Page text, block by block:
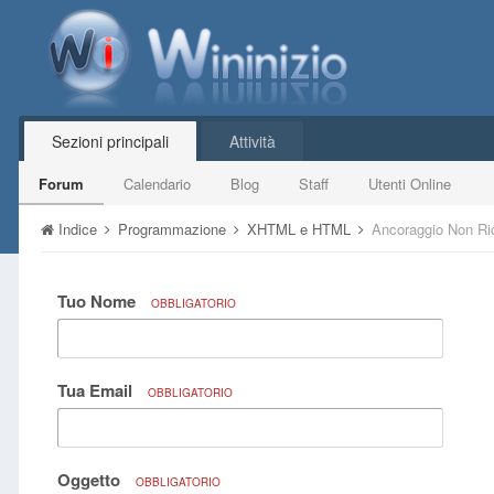
Sezioni principali
Forum Calendario Blog Staff Utenti Online
Attività
Indice Programmazione XHTML e HTML Ancoraggio Non
Tuo Nome OBBLIGATORIO
Tua Email OBBLIGATORIO
Oggetto OBBLIGATORIO